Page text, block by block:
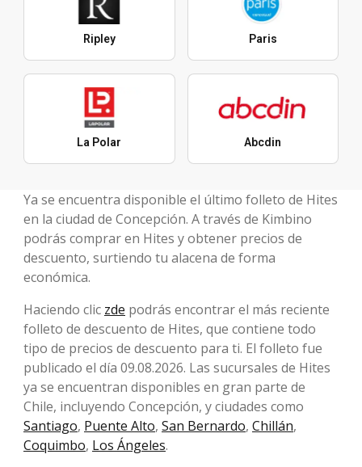
Ripley Paris
La Polar Abcdin
Ya se encuentra disponible el último folleto de Hites
en la ciudad de Concepción. A través de Kimbino
podrás comprar en Hites y obtener precios de
descuento, surtiendo tu alacena de forma
económica.
Haciendo clic zde podrás encontrar el más reciente
folleto de descuento de Hites, que contiene todo
tipo de precios de descuento para ti. El folleto fue
publicado el día 09.08.2026. Las sucursales de Hites
ya se encuentran disponibles en gran parte de
Chile, incluyendo Concepción, y ciudades como
Santiago, Puente Alto, San Bernardo, Chillán,
Coquimbo, Los Ángeles.